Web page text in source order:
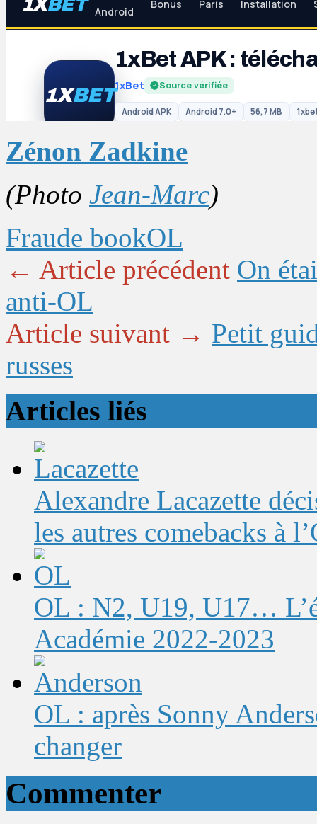
Zénon Zadkine
(Photo Jean-Marc)
Fraude bookOL
← Article précédent On
anti-OL
Article suivant → Petit
russes
Articles liés
Alexandre Lacazette
les autres comebacks à
OL : N2, U19, U17…
Académie 2022-2023
OL : après Sonny
changer
Commenter